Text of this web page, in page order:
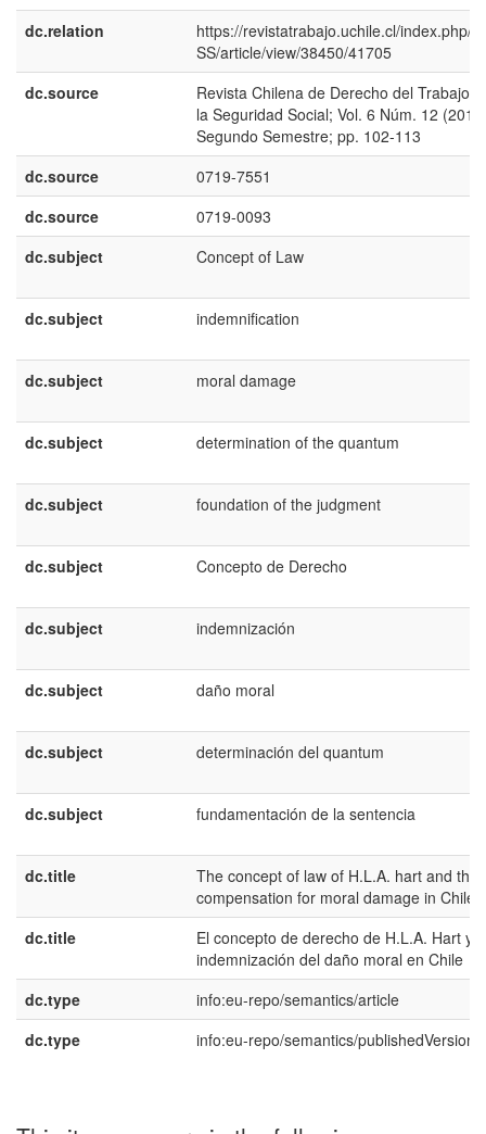
dc.relation
https://revistatrabajo.uchile.cl/index.php/
SS/article/view/38450/41705
dc.source
Revista Chilena de Derecho del Trabajo y
la Seguridad Social; Vol. 6 Núm. 12
Segundo Semestre; pp. 102-113
dc.source
0719-7551
dc.source
0719-0093
dc.subject
Concept of Law
dc.subject indemnification
dc.subject moral damage
dc.subject determination of the quantum
dc.subject foundation of the judgment
dc.subject Concepto de Derecho
dc.subject indemnización
dc.subject daño moral
dc.subject determinación del quantum
dc.subject fundamentación de la sentencia
dc.title
The concept of law of H.L.A. hart and the
compensation for moral damage in Chile
dc.title
El concepto de derecho de H.L.A. Hart y
indemnización del daño moral en Chile
dc.type
info:eu-repo/semantics/article
dc.type
info:eu-repo/semantics/publishedVersion